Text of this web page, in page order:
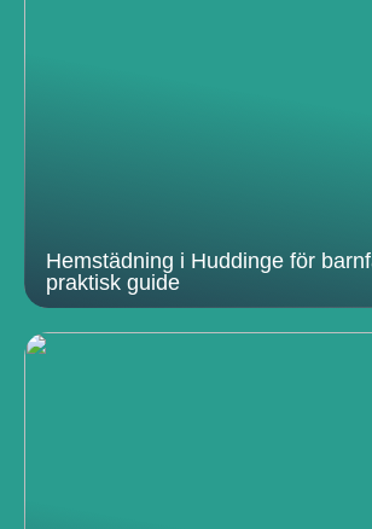
Hemstädning i Huddinge för
praktisk guide